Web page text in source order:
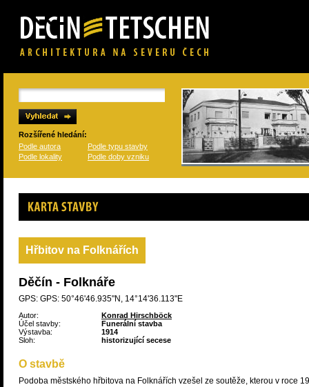
Rozšířené hledání:
Podle autora
Podle typu stavby
Podle lokality
Podle doby vzniku
Karta stavby
Hřbitov na Folknářích
Děčín - Folknáře
GPS: GPS: 50°46'46.935"N, 14°14'36.113"E
Autor:
Konrad Hirschböck
Účel stavby:
Funerální stavba
Výstavba:
1914
Sloh:
historizující secese
O stavbě
Podoba městského hřbitova na Folknářích vzešel ze soutěže, kterou v roce